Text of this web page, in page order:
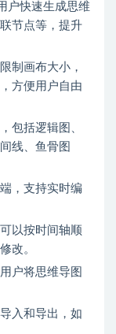
户快速生成思维
节点等，提升
制画布大小，
方便用户自由
包括逻辑图、
线、鱼骨图
，支持实时编
以按时间轴顺
改。
户将思维导图
入和导出，如